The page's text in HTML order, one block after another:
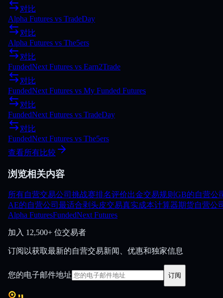
对比
Alpha Futures vs TradeDay
对比
Alpha Futures vs The5ers
对比
FundedNext Futures vs Earn2Trade
对比
FundedNext Futures vs My Funded Futures
对比
FundedNext Futures vs TradeDay
对比
FundedNext Futures vs The5ers
查看所有比较
浏览相关内容
所有自营交易公司 挑战赛排名评价出金交易规则 GB的自营公
AE的自营公司 最适合剥头皮交易真实成本计算器期货自营公
Alpha FuturesFundedNext Futures
加入 12,500+ 位交易者
订阅以获取最新的自营交易新闻、优惠和独家信息
您的电子邮件地址 订阅